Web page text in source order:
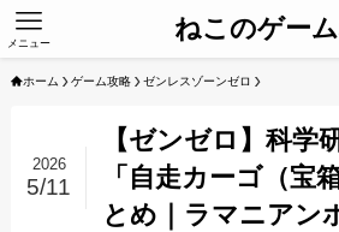
ねこのゲー
メニュー
ホーム ゲーム攻略 ゼンレスゾーンゼロ
【ゼンゼロ】科学
「自走カーゴ（宝
とめ｜ラマニアン
2026
5/11